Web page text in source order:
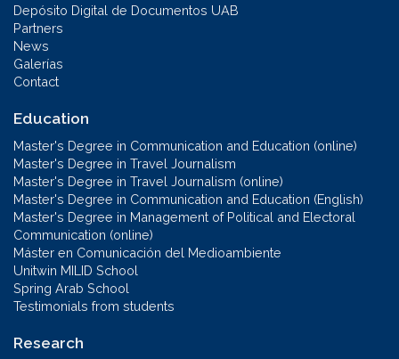
Depósito Digital de Documentos UAB
Partners
News
Galerías
Contact
Education
Master's Degree in Communication and Education (online)
Master's Degree in Travel Journalism
Master's Degree in Travel Journalism (online)
Master's Degree in Communication and Education (English)
Master's Degree in Management of Political and Electoral
Communication (online)
Máster en Comunicación del Medioambiente
Unitwin MILID School
Spring Arab School
Testimonials from students
Research